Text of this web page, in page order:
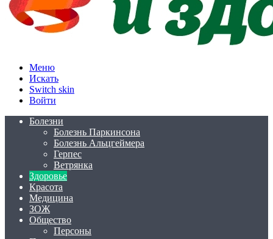
Меню
Искать
Switch skin
Войти
Болезни
Болезнь Паркинсона
Болезнь Альцгеймера
Герпес
Ветрянка
Здоровье
Красота
Медицина
ЗОЖ
Общество
Персоны